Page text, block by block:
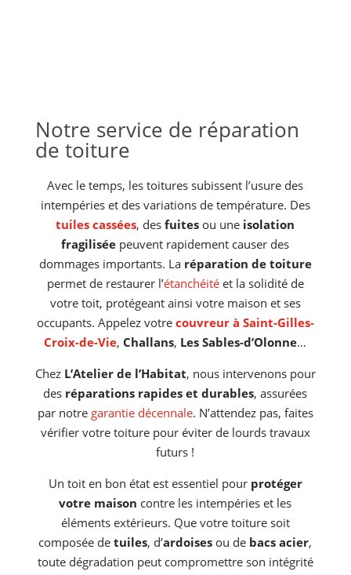
Notre service de réparation
de toiture
Avec le temps, les toitures subissent l’usure des
intempéries et des variations de température. Des
tuiles cassées, desfuites ou une isolation
fragilisée peuvent rapidement causer des
dommages importants. La réparation de toiture
permet de restaurer l’étanchéitéet la solidité de
votre toit, protégeant ainsi votre maison et ses
occupants. Appelez votre couvreur à Saint-Gilles-
Croix-de-Vie, Challans, Les Sables-d’Olonne…
Chez L’Atelier de l’Habitat, nous intervenons pour
des réparations rapides et durables, assurées
par notre garantie décennale. N’attendez pas, faites
vérifier votre toiture pour éviter de lourds travaux
futurs !
Un toit en bon état est essentiel pour protéger
votre maison contre les intempéries et les
éléments extérieurs. Que votre toiture soit
composée detuiles, d’ardoises ou de bacs acier,
toute dégradation peut compromettre son intégrité